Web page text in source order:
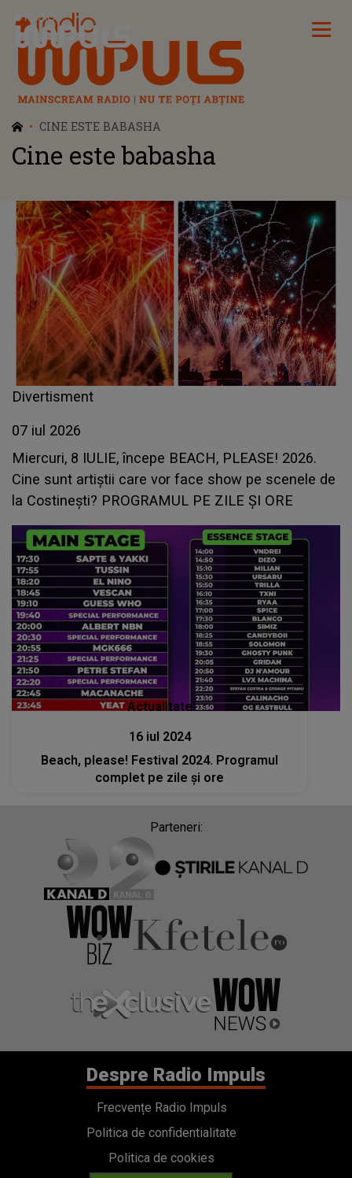
Radio Impuls
CINE ESTE BABASHA
Cine este babasha
Divertisment
07 iul 2026
Miercuri, 8 IULIE, începe BEACH, PLEASE! 2026.
Cine sunt artiștii care vor face show pe scenele de
la Costinești? PROGRAMUL PE ZILE ȘI ORE
Actualitate
16 iul 2024
Beach, please! Festival 2024. Programul
complet pe zile și ore
Parteneri:
Despre Radio Impuls
Frecvențe Radio Impuls
Politica de confidentialitate
Politica de cookies